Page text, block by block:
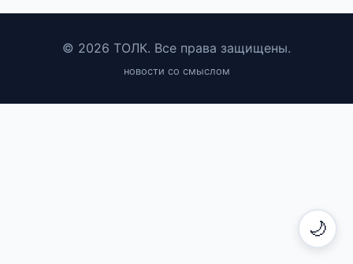
🌙
© 2026 ТОЛК. Все права защищены.
новости со смыслом